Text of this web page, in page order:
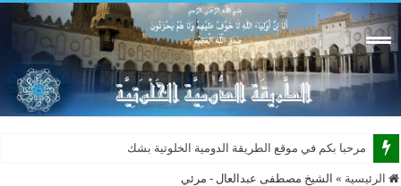
مرحبا بكم في موقع الطريقة الدومية الخلوتية بشكله الجديد
الرئيسية » الشيخ مصطفى عبدالعال - مرئي